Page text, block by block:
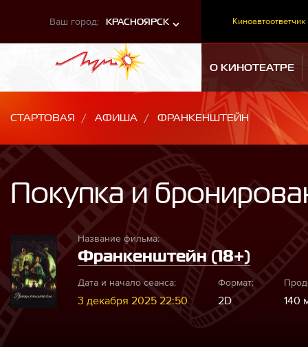
Ваш город: КРАСНОЯРСК Киноавтоответчик
О КИНОТЕАТРЕ
СТАРТОВАЯ АФИША ФРАНКЕНШТЕЙН
Покупка и
Название фильма:
Франкенштейн (18+)
Дата и начало сеанса:
3 декабря 2025 22:50
Формат:
2D 140